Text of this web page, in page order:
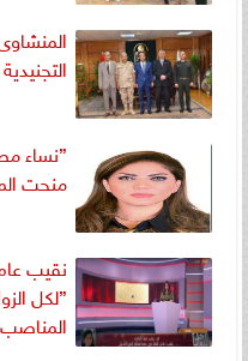
”نساء
منحت
نقيب
”لكل
المناصب